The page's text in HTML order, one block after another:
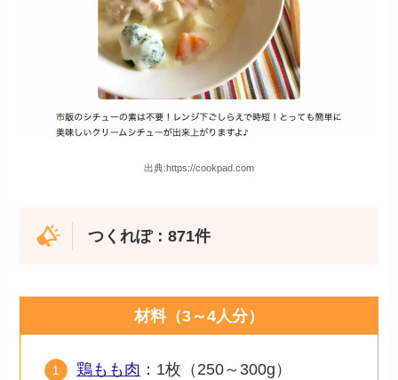
出典:https://cookpad.com
つくれぽ：871件
材料（3～4人分）
鶏もも肉 ：1枚（250～300g）